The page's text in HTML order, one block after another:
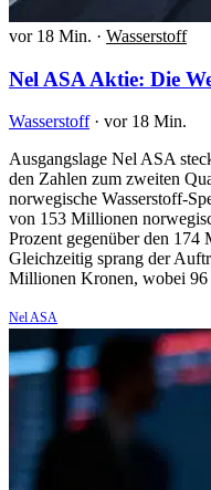
vor 18 Min. · Wasserstoff
Nel ASA Aktie: Die
Wasserstoff · vor 18 Min.
Ausgangslage Nel ASA
den Zahlen zum zweiten
norwegische Wasserstoff-
von 153 Millionen
Prozent gegenüber den
Gleichzeitig sprang der
Millionen Kronen, wobei
Nel ASA